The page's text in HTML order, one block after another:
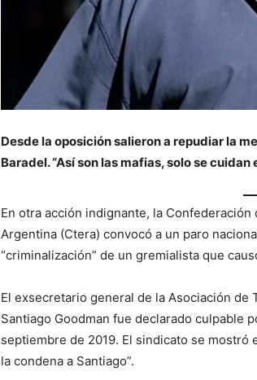
Desde la oposición salieron a repudiar la
Baradel. “Así son las mafias, solo se
En otra acción indignante, la
Argentina (Ctera) convocó a un paro
“criminalización” de un gremialista que
El exsecretario general de la Asociación de
Santiago Goodman fue declarado culpable
septiembre de 2019. El sindicato se mostró
la condena a Santiago”.